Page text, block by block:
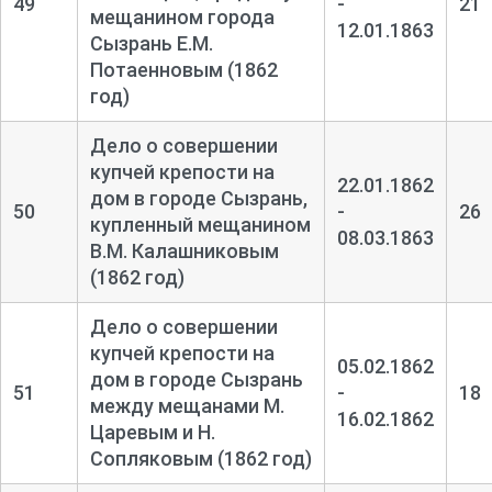
мещанином города
Сызрань Е.М.
Потаенновым (1862
год)
12.01.1863
50
Дело о совершении
купчей крепости на
дом в городе Сызрань,
купленный мещанином
В.М. Калашниковым
(1862 год)
22.01.1862
-
08.03.1863
26
51
Дело о совершении
купчей крепости на
дом в городе Сызрань
между мещанами М.
Царевым и Н.
Сопляковым (1862 год)
05.02.1862
-
16.02.1862
18